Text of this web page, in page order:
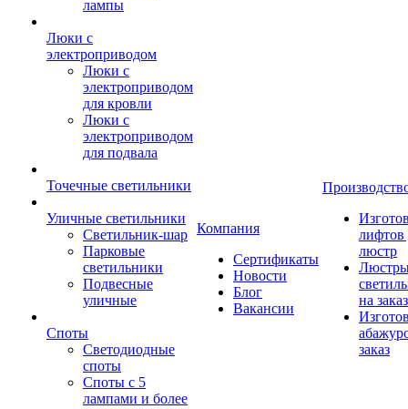
лампы
Люки с
электроприводом
Люки с
электроприводом
для кровли
Люки с
электроприводом
для подвала
Точечные светильники
Уличные светильники
Светильник-шар
Парковые
светильники
Подвесные
уличные
Споты
Светодиодные
споты
Споты с 5
лампами и более
Компания
Сертификаты
Новости
Блог
Вакансии
лифтов
люстр
на заказ
заказ